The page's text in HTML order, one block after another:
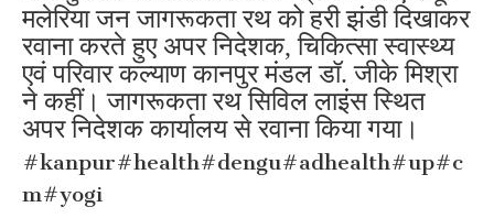
मलेरिया जन जागरूकता रथ को हरी झंडी दिखाकर
रवाना करते हुए अपर निदेशक, चिकित्सा स्वास्थ्य
एवं परिवार कल्याण कानपुर मंडल डॉ. जीके मिश्रा
ने कहीं। जागरूकता रथ सिविल लाइंस स्थित
अपर निदेशक कार्यालय से रवाना किया गया।
#kanpur#health#dengu#adhealth#up#c
m#yogi